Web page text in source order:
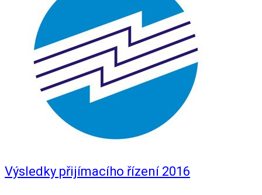
Výsledky přijímacího řízení 2016